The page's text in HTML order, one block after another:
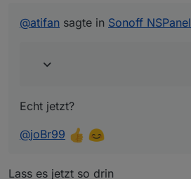
@joBr99
@atifan sagte in Sonoff NSPanel
Echt jetzt?
@joBr99
Lass es jetzt so drin